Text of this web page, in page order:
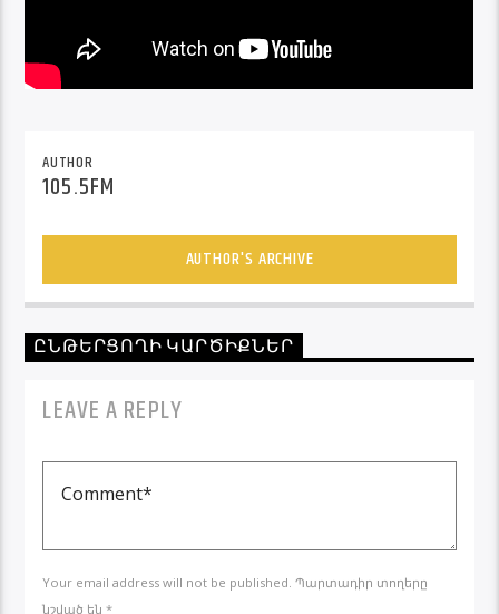
AUTHOR
105.5FM
AUTHOR'S ARCHIVE
ԸՆԹԵՐՑՈՂԻ ԿԱՐԾԻՔՆԵՐ
LEAVE A REPLY
Your email address will not be published. Պարտադիր տողերը
նշված են *